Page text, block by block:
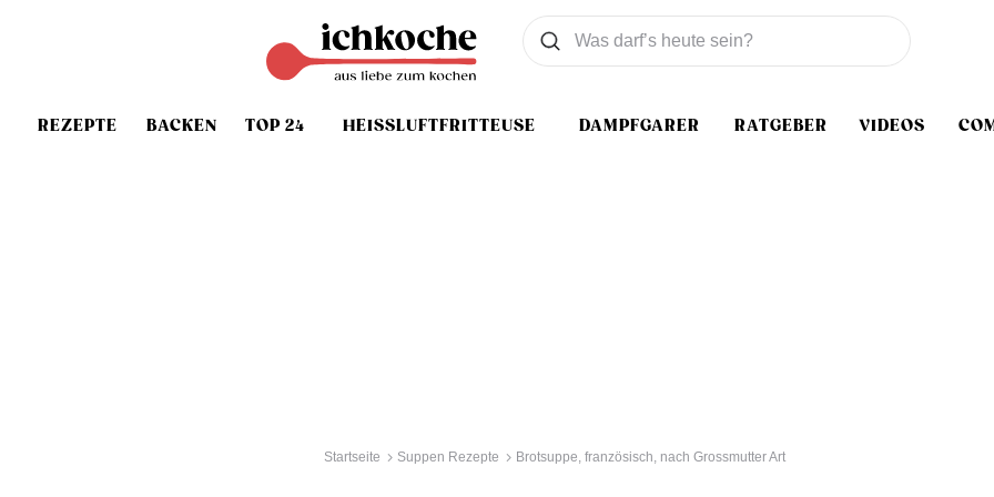
REZEPTE BACKEN TOP 24 HEISSLUFTFRITTEUSE DAMPFGARER RATGEBER VIDEOS
Was wollen Sie suchen
Suchen
Startseite Suppen Rezepte Brotsuppe, französisch, nach Grossmutter Art